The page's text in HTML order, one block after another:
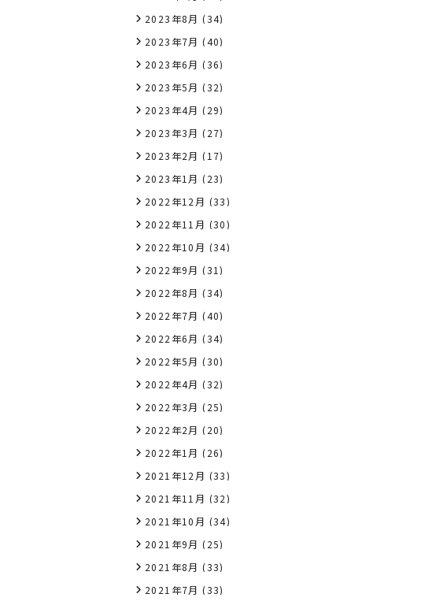
2023年8月 (34)
2023年7月 (40)
2023年6月 (36)
2023年5月 (32)
2023年4月 (29)
2023年3月 (27)
2023年2月 (17)
2023年1月 (23)
2022年12月 (33)
2022年11月 (30)
2022年10月 (34)
2022年9月 (31)
2022年8月 (34)
2022年7月 (40)
2022年6月 (34)
2022年5月 (30)
2022年4月 (32)
2022年3月 (25)
2022年2月 (20)
2022年1月 (26)
2021年12月 (33)
2021年11月 (32)
2021年10月 (34)
2021年9月 (25)
2021年8月 (33)
2021年7月 (33)